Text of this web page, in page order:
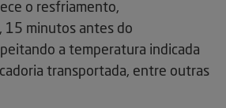
o resfriamento,
15 minutos antes do
a temperatura indicada
transportada, entre outras